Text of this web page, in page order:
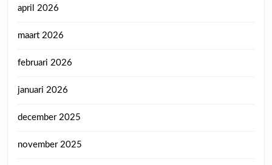
april 2026
maart 2026
februari 2026
januari 2026
december 2025
november 2025